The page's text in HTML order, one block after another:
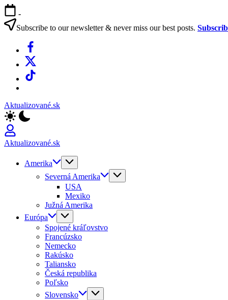
Skip
to
content
-
Subscribe to our newsletter & never miss our best posts.
Facebook
X
TikTok
Aktualizované.sk
Aktualizované.sk
Amerika
Severná Amerika
USA
Mexiko
Južná Amerika
Európa
Spojené kráľovstvo
Francúzsko
Nemecko
Rakúsko
Taliansko
Česká republika
Poľsko
Slovensko